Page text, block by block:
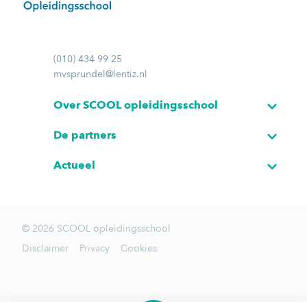
(010) 434 99 25
mvsprundel@lentiz.nl
Over SCOOL opleidingsschool
De partners
Actueel
© 2026 SCOOL opleidingsschool
Disclaimer
Privacy Cookies